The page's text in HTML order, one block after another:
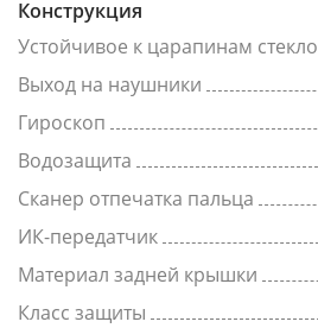
Конструкция
Устойчивое к царапинам стекло
Выход на наушники
Гироскоп
Водозащита
Сканер отпечатка пальца
ИК-передатчик
Материал задней крышки
Класс защиты